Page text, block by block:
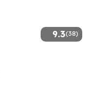
9.3(38)